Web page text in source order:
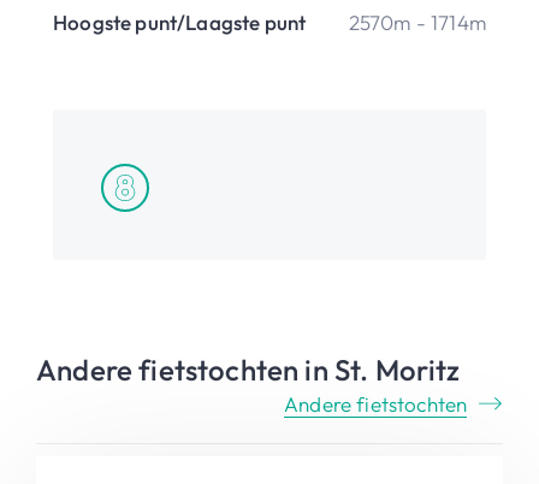
Hoogste punt/Laagste punt
2570m - 1714m
Andere fietstochten in St. Moritz
Andere fietstochten